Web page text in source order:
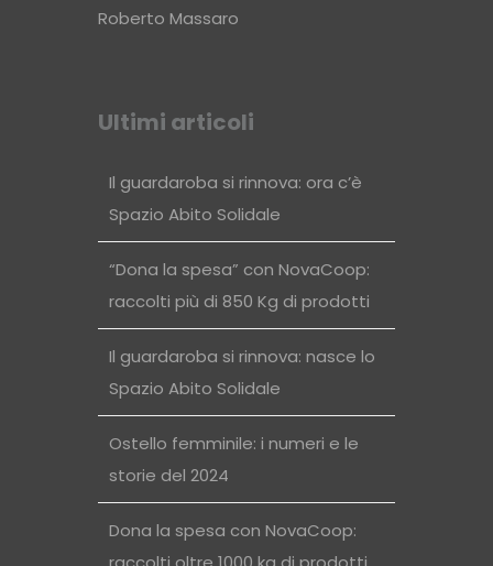
Roberto Massaro
Ultimi articoli
Il guardaroba si rinnova: ora c’è
Spazio Abito Solidale
“Dona la spesa” con NovaCoop:
raccolti più di 850 Kg di prodotti
Il guardaroba si rinnova: nasce lo
Spazio Abito Solidale
Ostello femminile: i numeri e le
storie del 2024
Dona la spesa con NovaCoop: